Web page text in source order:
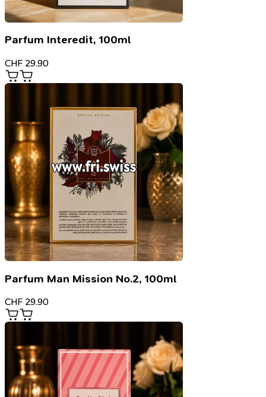
Parfum Interedit, 100ml
CHF 29.90
Parfum Man Mission No.2, 100ml
CHF 29.90